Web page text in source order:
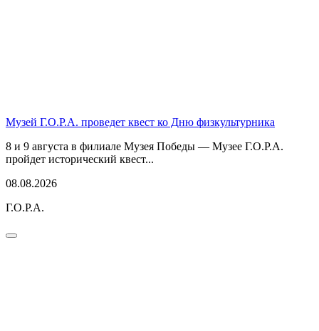
Музей Г.О.Р.А. проведет квест ко Дню физкультурника
8 и 9 августа в филиале Музея Победы — Музее Г.О.Р.А.
пройдет исторический квест...
08.08.2026
Г.О.Р.А.